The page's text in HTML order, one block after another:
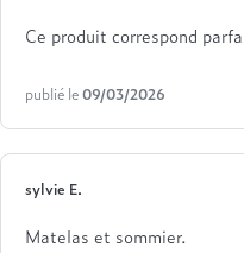
Ce produit correspond
publié le09/03/2026
sylvie E.
Matelas et sommier.